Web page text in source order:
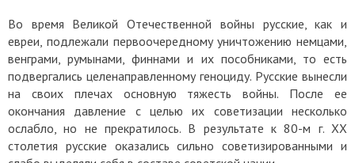
Во время Великой Отечественной войны русские, как и
евреи, подлежали первоочередному уничтожению немцами,
венграми, румынами, финнами и их пособниками, то есть
подвергались целенаправленному геноциду. Русские вынесли
на своих плечах основную тяжесть войны. После ее
окончания давление с целью их советизации несколько
ослабло, но не прекратилось. В результате к 80-м г. ХХ
столетия русские оказались сильно советизированными и